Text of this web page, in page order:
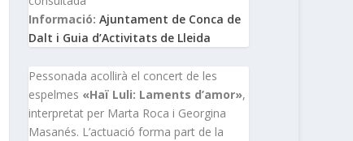
Informació: Ajuntament de Conca de
Dalt i Guia d’Activitats de Lleida
Pessonada acollirà el concert de les
espelmes «Haï Luli: Laments d’amor»,
interpretat per Marta Roca i Georgina
Masanés. L’actuació forma part de la